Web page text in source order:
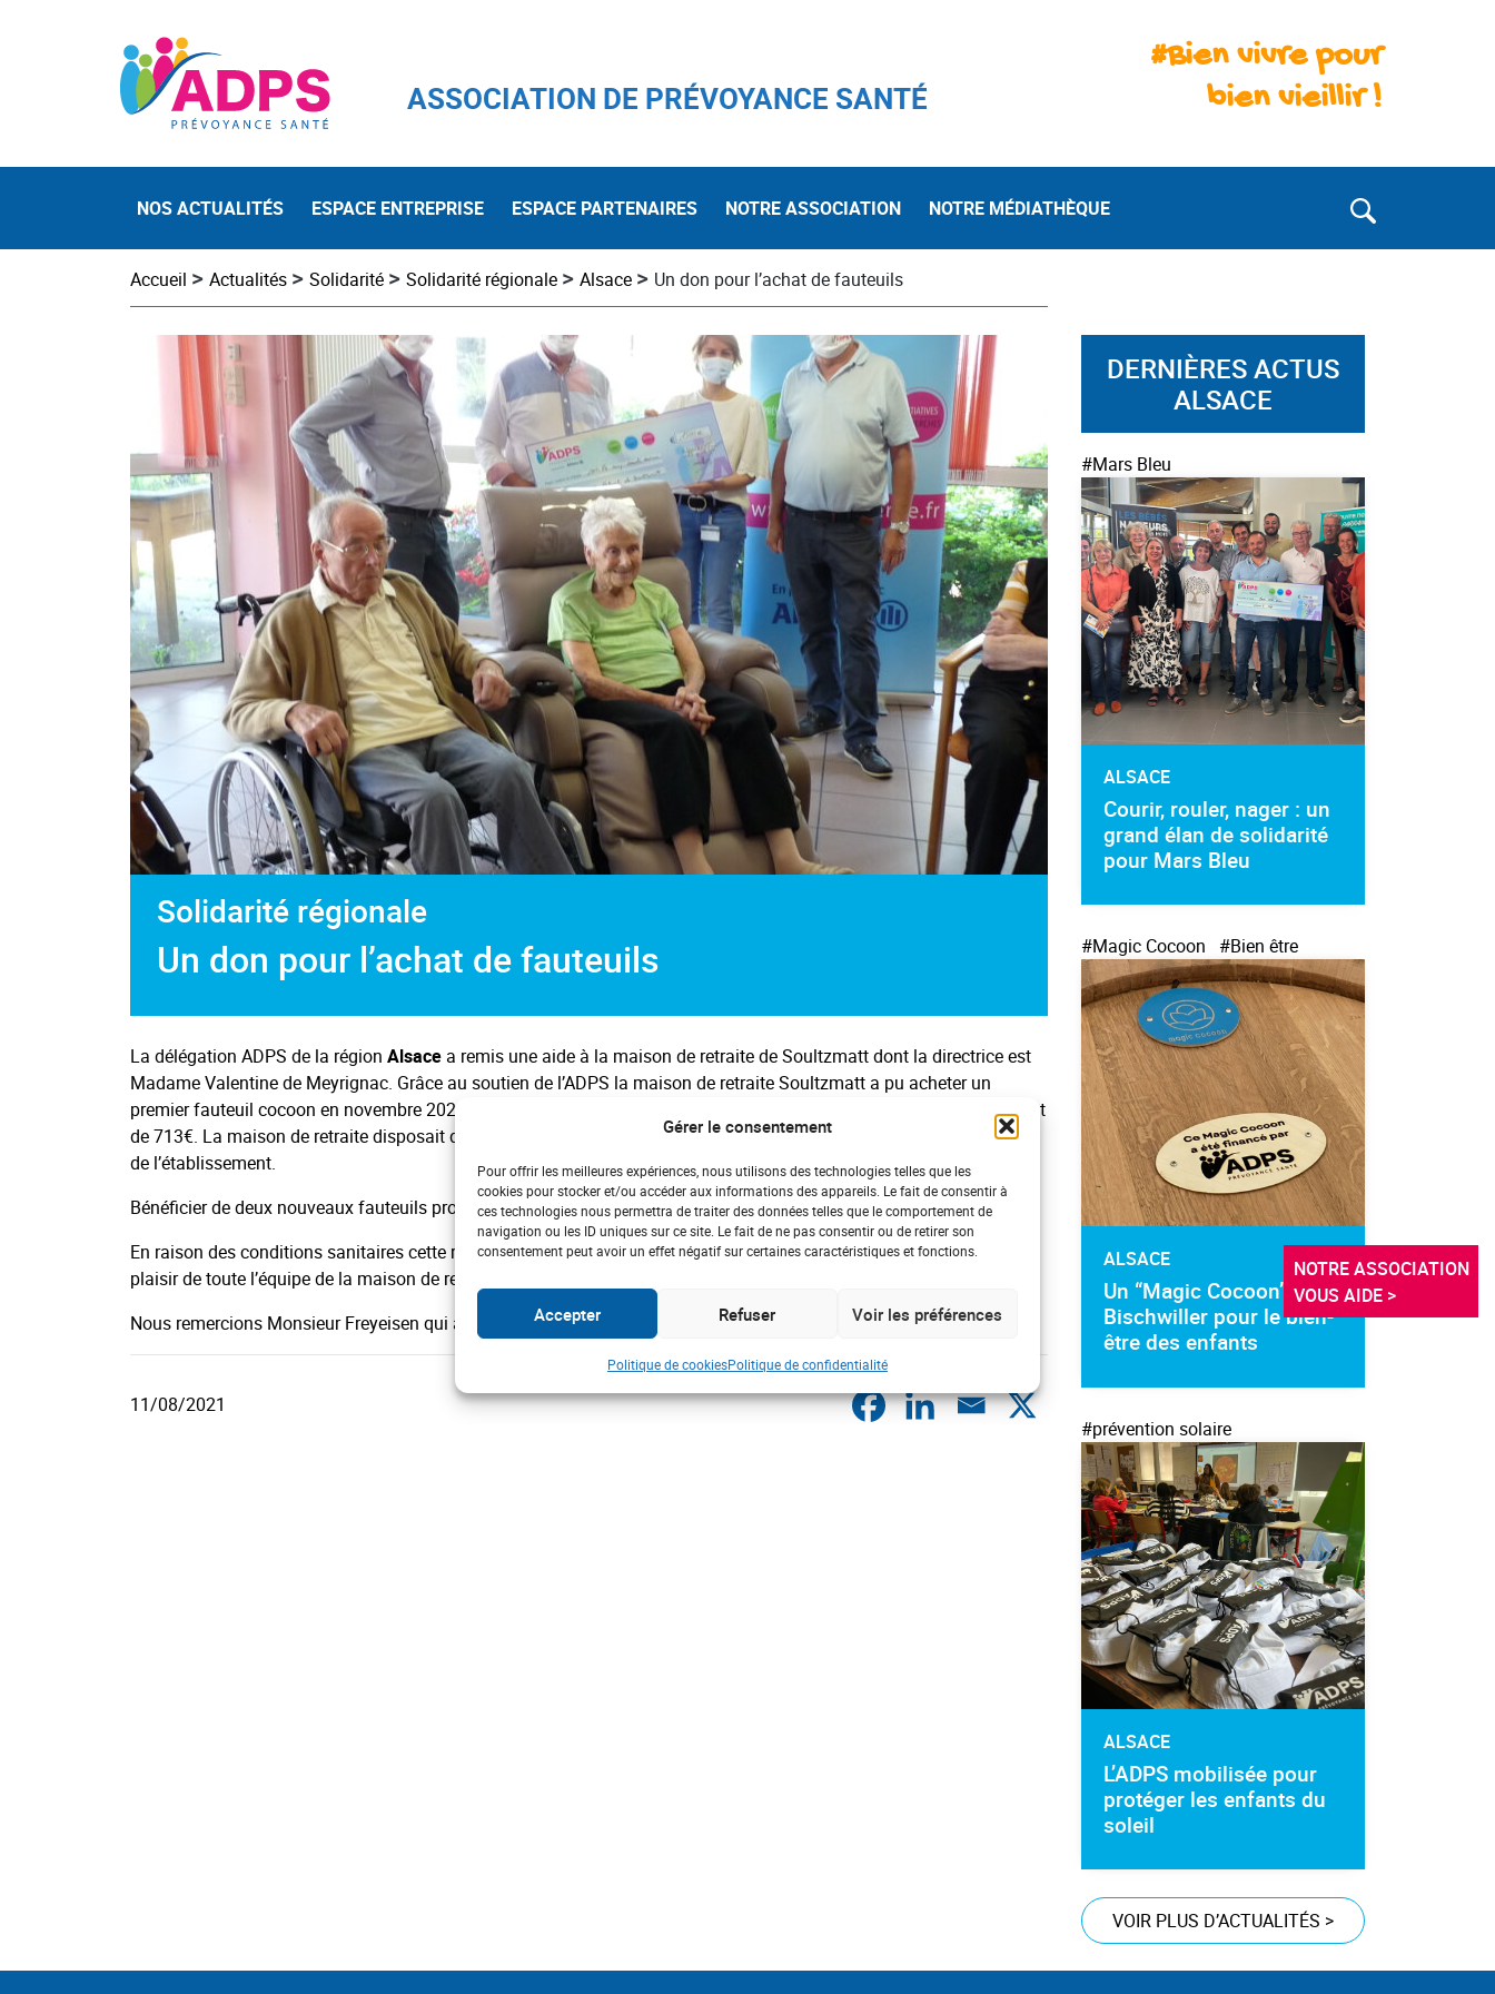
Gérer le consentement
Pour offrir les meilleures expériences, nous utilisons des technologies telles que les
cookies pour stocker et/ou accéder aux informations des appareils. Le fait de consentir à
ces technologies nous permettra de traiter des données telles que le comportement de
navigation ou les ID uniques sur ce site. Le fait de ne pas consentir ou de retirer son
consentement peut avoir un effet négatif sur certaines caractéristiques et fonctions.
Accepter Refuser Voir les préférences
Politique de cookiesPolitique de confidentialité
ASSOCIATION DE PRÉVOYANCE SANTÉ
#Bien vivre pour
bien vieillir !
NOS ACTUALITÉS ESPACE ENTREPRISE ESPACE PARTENAIRES NOTRE ASSOCIATION NOTRE MÉDIATHÈQUE
Accueil > Actualités > Solidarité > Solidarité régionale > Alsace > Un don pour l’achat de fauteuils
Solidarité régionale
Un don pour l’achat de fauteuils
La délégation ADPS de la région Alsace a remis une aide à la maison de retraite de Soultzmatt dont la directrice est
Madame Valentine de Meyrignac. Grâce au soutien de l’ADPS la maison de retraite Soultzmatt a pu acheter un
premier fauteuil cocoon en novembre 2020 d’un montant de 840€, et cette année un fauteuil gériatrique d’un montant
de 713€. La maison de retraite disposait déjà d’un fauteuil cocoon mais souhaitait en avoir deux pour chaque étage
de l’établissement.
Bénéficier de deux nouveaux fauteuils procurera donc un confort supplémentaire pour les résidents.
En raison des conditions sanitaires cette remise de don a été décalée plusieurs fois, mais a finalement eu lieu pour le
plaisir de toute l’équipe de la maison de retraite.
Nous remercions Monsieur Freyeisen qui a permis de faire l’intérmédiaire entre l’ADPS et la maison de retraite.
11/08/2021
DERNIÈRES ACTUS
ALSACE
#Mars Bleu
ALSACE
Courir, rouler, nager : un
grand élan de solidarité
pour Mars Bleu
#Magic Cocoon #Bien être
ALSACE
Un “Magic Cocoon” à
Bischwiller pour le bien-
être des enfants
#prévention solaire
ALSACE
L’ADPS mobilisée pour
protéger les enfants du
soleil
VOIR PLUS D’ACTUALITÉS >
NOTRE ASSOCIATION
VOUS AIDE >